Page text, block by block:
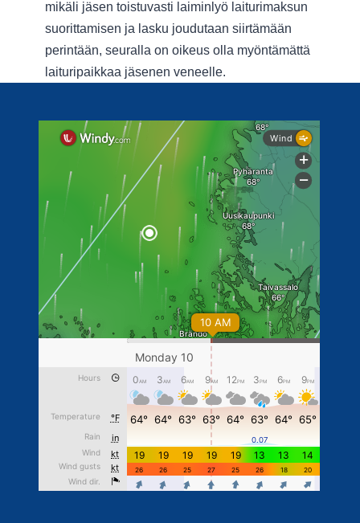
mikäli jäsen toistuvasti laiminlyö laiturimaksun
suorittamisen ja lasku joudutaan siirtämään
perintään, seuralla on oikeus olla myöntämättä
laituripaikkaa jäsenen veneelle.